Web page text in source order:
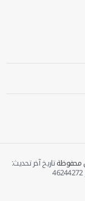
تاريخ آخر تحديث:
46244272